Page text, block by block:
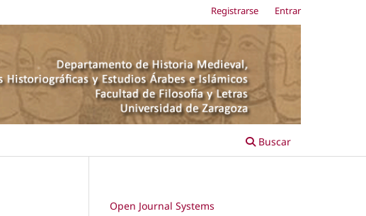
Buscar
Registrarse Entrar
Open Journal Systems